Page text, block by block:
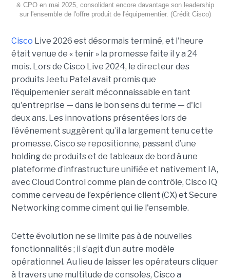
& CPO en mai 2025, consolidant encore davantage son leadership
sur l'ensemble de l'offre produit de l'équipementier. (Crédit Cisco)
Cisco Live 2026 est désormais terminé, et l'heure
était venue de « tenir » la promesse faite il y a 24
mois. Lors de Cisco Live 2024, le directeur des
produits Jeetu Patel avait promis que
l'équipemenier serait méconnaissable en tant
qu'entreprise — dans le bon sens du terme — d'ici
deux ans. Les innovations présentées lors de
l’événement suggèrent qu’il a largement tenu cette
promesse. Cisco se repositionne, passant d’une
holding de produits et de tableaux de bord à une
plateforme d’infrastructure unifiée et nativement IA,
avec Cloud Control comme plan de contrôle, Cisco IQ
comme cerveau de l’expérience client (CX) et Secure
Networking comme ciment qui lie l'ensemble.
Cette évolution ne se limite pas à de nouvelles
fonctionnalités ; il s’agit d’un autre modèle
opérationnel. Au lieu de laisser les opérateurs cliquer
à travers une multitude de consoles, Cisco a